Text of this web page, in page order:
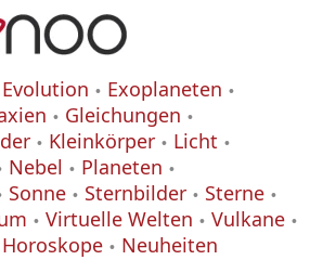
Evolution
Exoplaneten
Gleichungen
Kleinkörper
Licht
Nebel
Planeten
Sonne Sternbilder
Sterne
Virtuelle Welten
Vulkane
Horoskope Neuheiten